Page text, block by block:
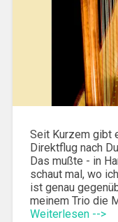
Seit Kurzem gibt
Direktflug nach
Das mußte - in
schaut mal, wo
ist genau
meinem Trio die
Weiterlesen -->